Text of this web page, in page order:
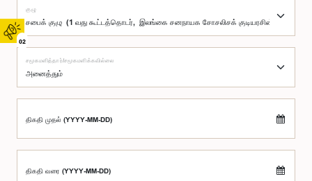
02
குழு
சமூகமளித்தார்/சமூகமளிக்கவில்லை
திகதி முதல் (YYYY-MM-DD)
திகதி வரை (YYYY-MM-DD)